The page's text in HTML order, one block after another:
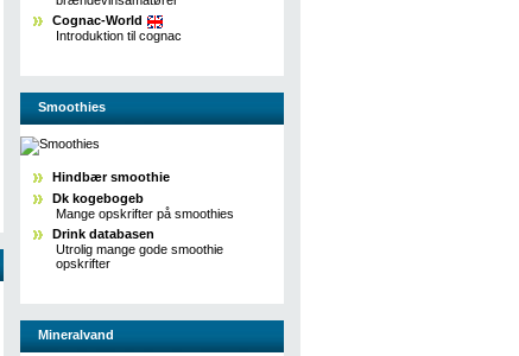
Cognac-World
Introduktion til cognac
Smoothies
Hindbær smoothie
Dk kogebogeb
Mange opskrifter på smoothies
Drink databasen
Utrolig mange gode smoothie
opskrifter
Mineralvand